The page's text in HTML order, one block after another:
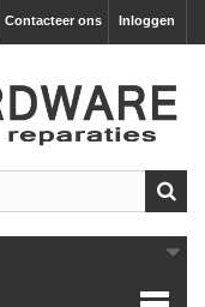
Inloggen
Contacteer ons